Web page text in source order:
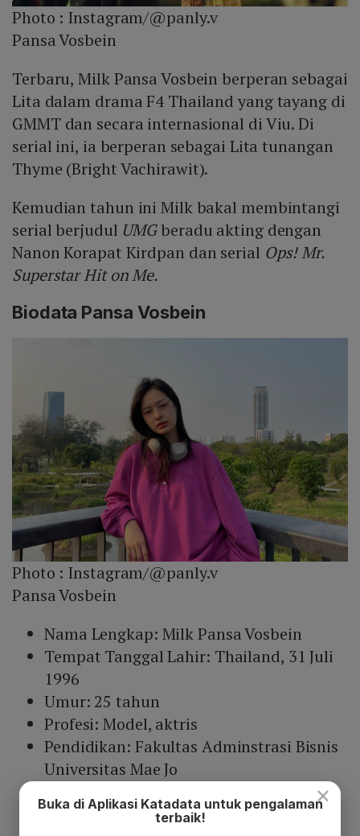
Photo : Instagram/@panly.v
Pansa Vosbein
Terbaru, Milk Pansa Vosbein berperan sebagai
Lita dalam drama F4 Thailand yang tayang di
GMMT dan secara internasional di Viu. Di
serial ini, ia berperan sebagai Lita tunangan
Thyme (Bright Vachirawit).
Kemudian tahun ini Milk bakal membintangi
serial berjudul UMGberadu akting dengan
Nanon Korapat Kirdpan dan serial Ops! Mr.
Superstar Hit on Me.
Biodata Pansa Vosbein
Photo : Instagram/@panly.v
Pansa Vosbein
Nama Lengkap: Milk Pansa Vosbein
Tempat Tanggal Lahir: Thailand, 31 Juli
1996
Umur: 25 tahun
Profesi: Model, aktris
Pendidikan: Fakultas Adminstrasi Bisnis
Universitas Mae Jo
Akun Twitter: -
×
Buka di Aplikasi Katadata untuk pengalaman
terbaik!